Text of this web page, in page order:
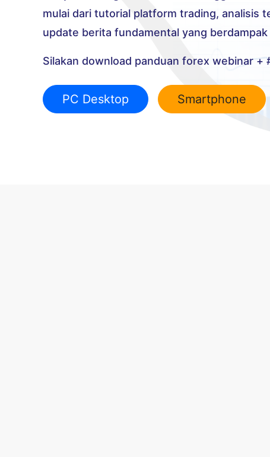
mulai dari tutorial platform trading, analisis
update berita fundamental yang
Silakan download panduan forex webinar +
PC Desktop Smartphone